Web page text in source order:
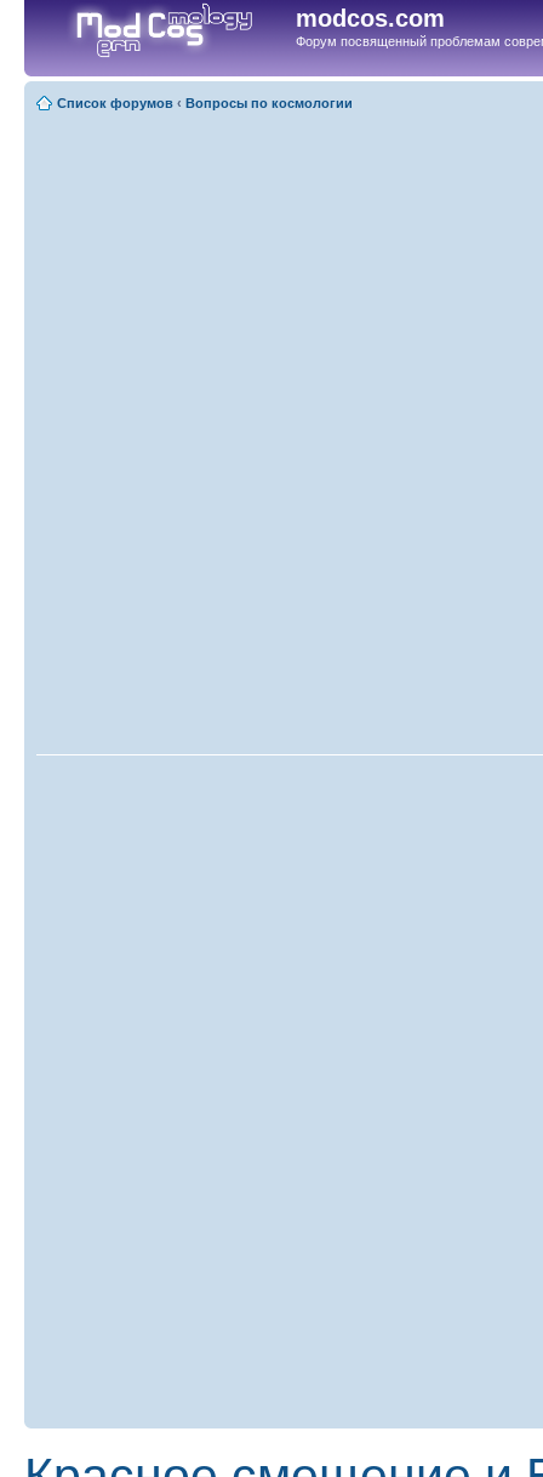
modcos.com
Форум посвященный проблемам
Список форумов ‹ Вопросы по космологии